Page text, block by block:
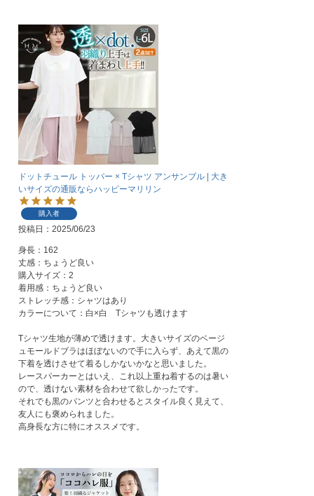
ドットチュール トッパー × Tシャツ アンサンブル | 大き
いサイズの通販ならハッピーマリリン
購入者
投稿日 2025/06/23
身長：162
丈感：ちょうど良い
購入サイズ：2
着用感：ちょうど良い
ストレッチ感：シャツはあり
カラーについて：白×白　Tシャツも透けます
Tシャツ生地が薄めで透けます。大きいサイズのベージ
ュモールドブラはほぼないので手に入らず、あえて黒の
下着を透けさせて着るしかないかなと思いました。
レースパーカーとはいえ、これ以上重ね着するのは暑い
ので、透けない素材を合わせて欲しかったです。
それでも黒のパンツと合わせるとスタイル良く見えて、
友人にも褒められました。